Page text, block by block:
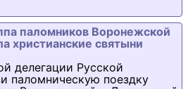
паломников Воронежской
христианские святыни
делегации Русской
паломническую поездку